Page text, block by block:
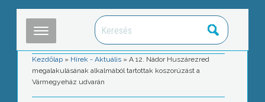
Kezdőlap » Hírek - Aktuális »A 12. Nádor Huszárezred
megalakulásának alkalmából tartottak koszorúzást a
Vármegyeház udvarán